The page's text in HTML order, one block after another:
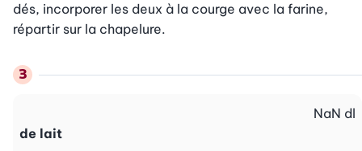
dés, incorporer les deux à la courge avec la farine,
répartir sur la chapelure.
de lait
NaN dl